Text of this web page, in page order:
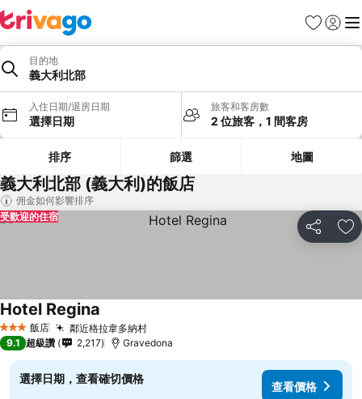
我的最愛
登入 選
目的地
義大利北部
入住日期/退房日期
選擇日期
旅客和客房數
2 位旅客，1 間客房
排序 篩選 地圖
義大利北部 (義大利)的飯店
佣金如何影響排序
分享 加
受歡迎的住宿
3 星級 飯店 鄰近格拉韋多納村查看價格
Hotel Regina
9.1 超級讚 2,217 Gravedona
選擇日期，查看確切價格
查看價格